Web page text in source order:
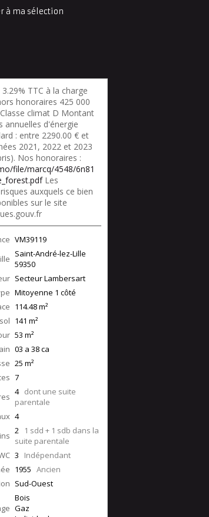
à ma sélection
TTC à la charge
honoraires 425 000
climat D Montant
annuelles d'énergie
: entre 2290.00 € et
2021, 2022 et 2023
Nos honoraires :
file/marcq/4548/6n81
Les
auxquels ce bien
sur le site
VM39119
Saint-André-lez-Lille
59350
Secteur Lambersart
Mitoyenne 1 côté
114.48m²
141 m²
53 m²
03 a 38 ca
25 m²
7
4 dont une suite
parentale
4
2
1 sdd + 1 sdb dans la
suite parentale
3 Indépendant
1955 Ancien
Sud-Ouest
Bois
Gaz